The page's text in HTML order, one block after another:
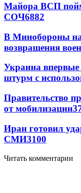
Майора ВСП
СОЧ6882
В Минобороны
возвращения
Украина
штурм с
Правительство
от мобилизации
Иран готовил
СМИ3100
Читать комментарии